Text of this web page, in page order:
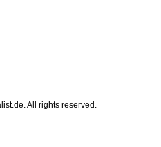
All rights reserved.